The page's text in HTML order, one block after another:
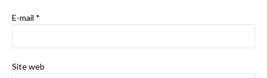
E-mail *
Site web